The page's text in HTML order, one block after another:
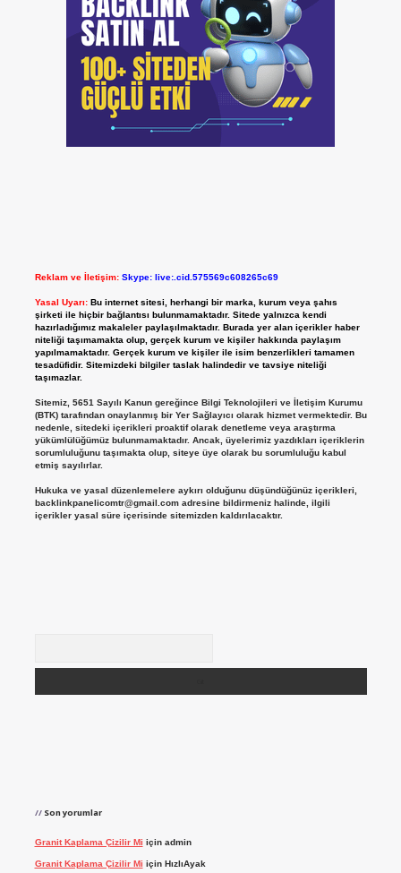
Reklam ve İletişim: Skype: live:.cid.575569c608265c69
Yasal Uyarı: Bu internet sitesi, herhangi bir marka, kurum veya şahıs
şirketi ile hiçbir bağlantısı bulunmamaktadır. Sitede yalnızca kendi
hazırladığımız makaleler paylaşılmaktadır. Burada yer alan içerikler haber
niteliği taşımamakta olup, gerçek kurum ve kişiler hakkında paylaşım
yapılmamaktadır. Gerçek kurum ve kişiler ile isim benzerlikleri tamamen
tesadüfidir. Sitemizdeki bilgiler taslak halindedir ve tavsiye niteliği
taşımazlar.
Sitemiz, 5651 Sayılı Kanun gereğince Bilgi Teknolojileri ve İletişim Kurumu
(BTK) tarafından onaylanmış bir Yer Sağlayıcı olarak hizmet vermektedir. Bu
nedenle, sitedeki içerikleri proaktif olarak denetleme veya araştırma
yükümlülüğümüz bulunmamaktadır. Ancak, üyelerimiz yazdıkları içeriklerin
sorumluluğunu taşımakta olup, siteye üye olarak bu sorumluluğu kabul
etmiş sayılırlar.
Hukuka ve yasal düzenlemelere aykırı olduğunu düşündüğünüz içerikleri,
backlinkpanelicomtr@gmail.comadresine bildirmeniz halinde, ilgili
içerikler yasal süre içerisinde sitemizden kaldırılacaktır.
Son yorumlar
Granit Kaplama Çizilir Mi için admin
Granit Kaplama Çizilir Mi için HızlıAyak